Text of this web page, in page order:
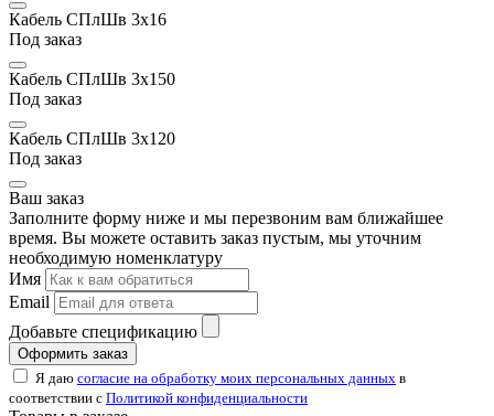
Кабель СПлШв 3х16
Под заказ
Кабель СПлШв 3х150
Под заказ
Кабель СПлШв 3х120
Под заказ
Ваш заказ
Заполните форму ниже и мы перезвоним вам ближайшее
время. Вы можете оставить заказ пустым, мы уточним
необходимую номенклатуру
Имя
Email
Добавьте спецификацию
Оформить заказ
Я даю согласие на обработку моих персональных данных в
соответствии с Политикой конфиденциальности